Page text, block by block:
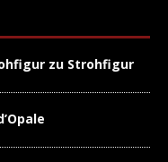
zu Strohfigur